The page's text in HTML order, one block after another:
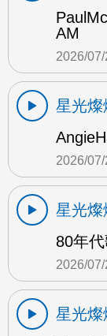
AM
2026/
星光燦
2026/07/
星光燦
80年
2026/07/
星光燦